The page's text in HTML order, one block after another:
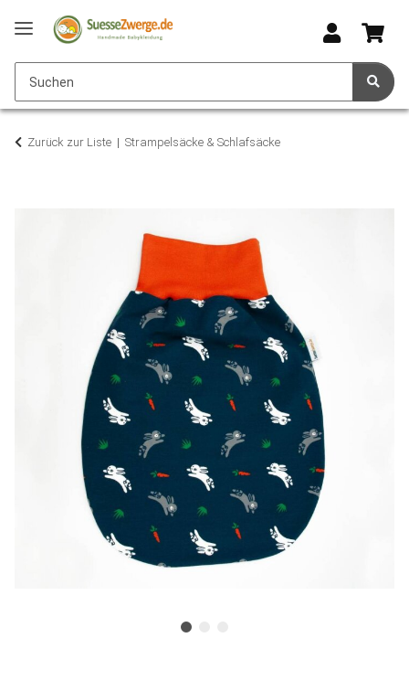
Zurück zur Liste Strampelsäcke & Schlafsäcke